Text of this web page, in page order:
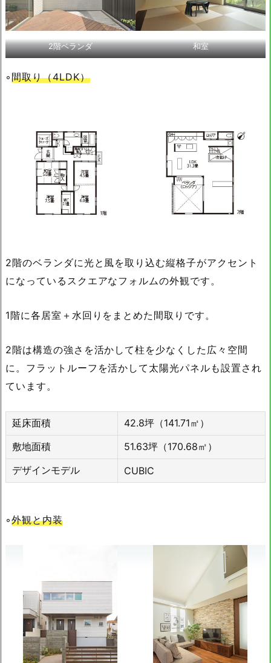
2階ベランダ 和室
◦間取り（4LDK）
2階のベランダに光と風を取り込む縦格子がアクセント
になっているスクエアなフォルムの外観です。
1階に各居室＋水回りをまとめた間取りです。
2階は構造の強さを活かして柱を少なくした広々空間
に。フラットルーフを活かして太陽光パネルも設置され
ています。
延床面積
42.8坪（141.71㎡）
敷地面積
51.63坪（170.68㎡）
デザインモデル
CUBIC
◦外観と内装